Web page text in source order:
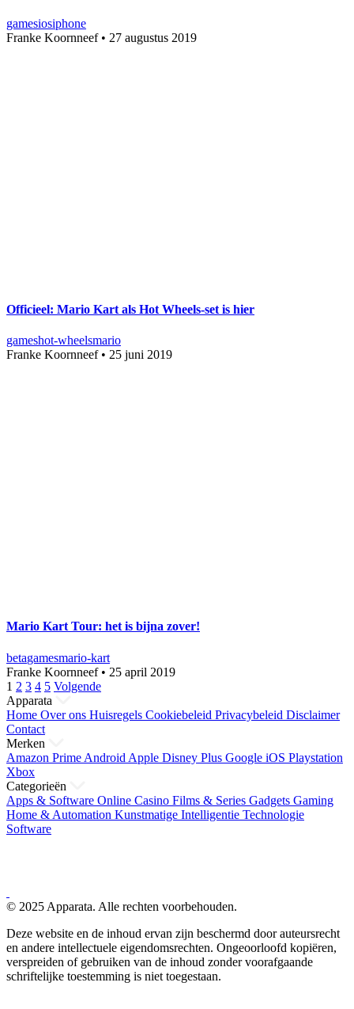
gamesiosiphone
Franke Koornneef• 27 augustus 2019
Officieel: Mario Kart als Hot Wheels-set is hier
gameshot-wheelsmario
Franke Koornneef• 25 juni 2019
Mario Kart Tour: het is bijna zover!
betagamesmario-kart
Franke Koornneef• 25 april 2019
Berichten
paginering
1 2 3 4 5 Volgende
Apparata
Home Over ons Huisregels Cookiebeleid Privacybeleid Disclaimer
Contact
Merken
Amazon Prime Android Apple Disney Plus Google iOS Playstation
Xbox
Categorieën
Apps & Software Online Casino Films & Series Gadgets Gaming
Home & Automation Kunstmatige Intelligentie Technologie
Software
© 2025 Apparata. Alle rechten voorbehouden.
Deze website en de inhoud ervan zijn beschermd door auteursrecht
en andere intellectuele eigendomsrechten. Ongeoorloofd kopiëren,
verspreiden of gebruiken van de inhoud zonder voorafgaande
schriftelijke toestemming is niet toegestaan.